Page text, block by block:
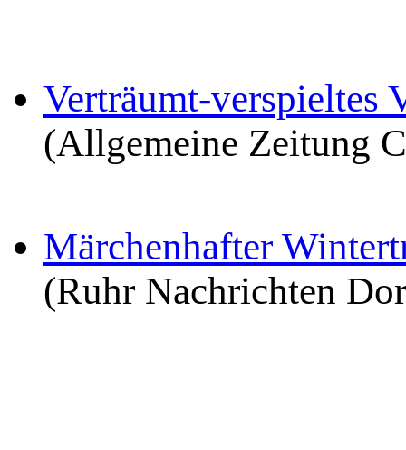
Verträumt-verspieltes
(Allgemeine Zeitung
Märchenhafter
(Ruhr Nachrichten